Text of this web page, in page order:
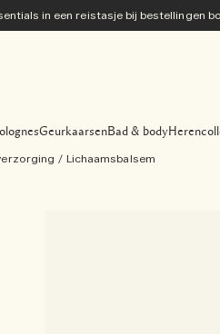
in een reistasje bij bestellingen
GeurkaarsenBad & body
/ Lichaamsbalsem